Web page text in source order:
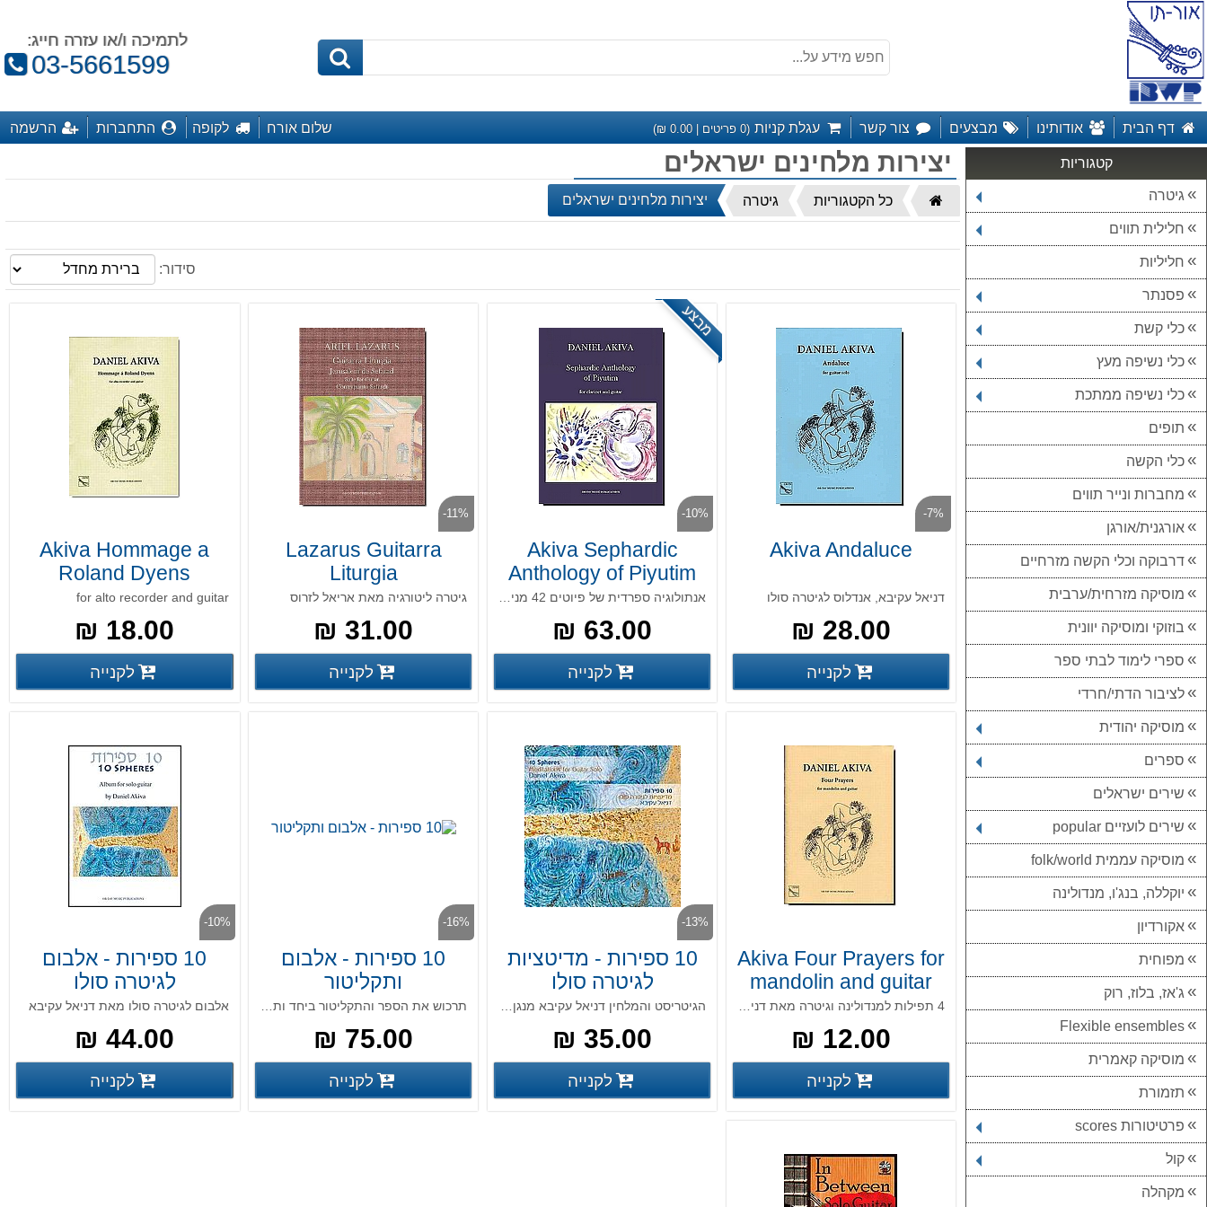
לתמיכה ו/או עזרה חייג:
טלפון:
03-5661599
דף הבית אודותינו מבצעים צור קשר עגלת קניות (
0 פריטים |0.00
₪) שלום אורח לקופה התחברות הרשמה
קטגוריות
גיטרה
חלילית תווים
חליליות
פסנתר
כלי קשת
כלי נשיפה מעץ
כלי נשיפה ממתכת
תופים
כלי הקשה
מחברות ונייר תווים
אורגנית/אורגן
דרבוקה וכלי הקשה מזרחיים
מוסיקה מזרחית/ערבית
בוזוקי ומוסיקה יוונית
ספרי לימוד לבתי ספר
לציבור הדתי/חרדי
מוסיקה יהודית
ספרים
שירים ישראלים
שירים לועזיים popular
מוסיקה עממית folk/world
יוקללה, בנג'ו, מנדולינה
אקורדיון
מפוחית
ג'אז, בלוז, רוק
Flexible ensembles
מוסיקה קאמרית
תזמורת
פרטיטורות scores
קול
מקהלה
יצירות מלחינים ישראלים
דף
הבית
כל הקטגוריות גיטרה יצירות מלחינים ישראלים
סידור:
-7%
Akiva Andaluce
דניאל עקיבא, אנדלוס לגיטרה סולו
28.00 ₪
פרטים נוספים
לקנייה
מבצע
-10%
Akiva Sephardic
Anthology of Piyutim
אנתולוגיה ספרדית של פיוטים 42 מניאטורות לקלרינט וגיטרה
63.00 ₪
פרטים נוספים
לקנייה
-11%
Lazarus Guitarra
Liturgia
גיטרה ליטורגיה מאת אריאל לזרוס
31.00 ₪
פרטים נוספים
לקנייה
Akiva Hommage a
Roland Dyens
for alto recorder and guitar
18.00 ₪
פרטים נוספים
לקנייה
Akiva Four Prayers for
mandolin and guitar
12.00 ₪
פרטים נוספים
לקנייה
-13%
10 ספירות - מדיטציות
לגיטרה סולו
35.00 ₪
פרטים נוספים
לקנייה
-16%
10 ספירות - אלבום
ותקליטור
תרכוש את הספר והתקליטור ביחד ותחסוך
75.00 ₪
פרטים נוספים
לקנייה
-10%
10 ספירות - אלבום
לגיטרה סולו
אלבום לגיטרה סולו מאת דניאל עקיבא
44.00 ₪
פרטים נוספים
לקנייה